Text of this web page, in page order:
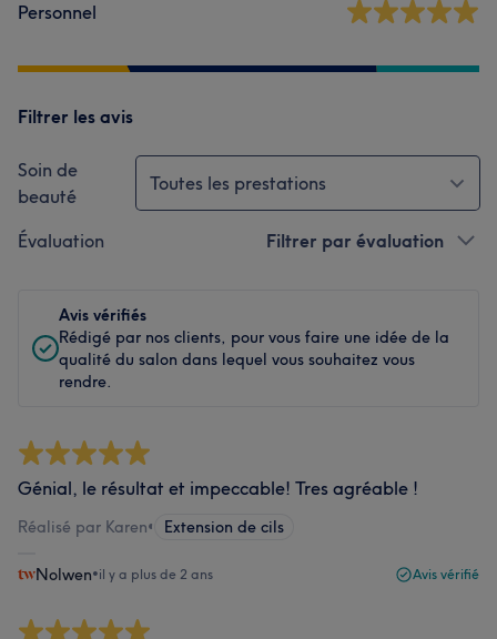
Personnel
Filtrer les avis
Soin de
beauté
Toutes les prestations
Évaluation Filtrer par évaluation
Avis vérifiés
Rédigé par nos clients, pour vous faire une idée de la
qualité du salon dans lequel vous souhaitez vous
rendre.
Génial, le résultat et impeccable! Tres agréable !
Réalisé par Karen• Extension de cils
Nolwen•il y a plus de 2 ans Avis vérifié